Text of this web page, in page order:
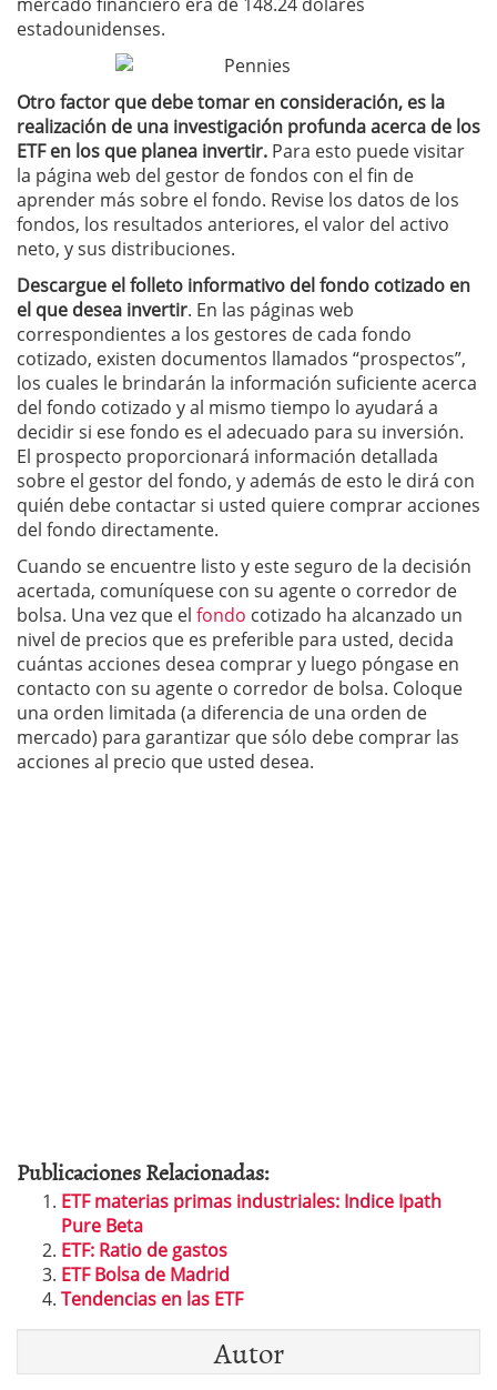
estadounidenses.
Otro factor que debe tomar en consideración, es la
realización de una investigación profunda acerca de los
ETF en los que planea invertir. Para esto puede visitar
la página web del gestor de fondos con el fin de
aprender más sobre el fondo. Revise los datos de los
fondos, los resultados anteriores, el valor del activo
neto, y sus distribuciones.
Descargue elfolleto informativo del fondo cotizado en
el que desea invertir. En las páginas web
correspondientes a los gestores de cada fondo
cotizado, existen documentos llamados “prospectos”,
los cuales le brindarán la información suficiente acerca
del fondo cotizado y al mismo tiempo lo ayudará a
decidir si ese fondo es el adecuado para su inversión.
El prospecto proporcionará información detallada
sobre el gestor del fondo, y además de esto le dirá con
quién debe contactar si usted quiere comprar acciones
del fondo directamente.
Cuando se encuentre listo y este seguro de la decisión
acertada, comuníquese con su agente o corredor de
bolsa. Una vez que el fondo cotizado ha alcanzado un
nivel de precios que es preferible para usted, decida
cuántas acciones desea comprar y luego póngase en
contacto con su agente o corredor de bolsa. Coloque
una orden limitada (a diferencia de una orden de
mercado) para garantizar que sólo debe comprar las
acciones al precio que usted desea.
Publicaciones Relacionadas:
ETF materias primas industriales: Indice Ipath
Pure Beta
ETF: Ratio de gastos
ETF Bolsa de Madrid
Tendencias en las ETF
Autor